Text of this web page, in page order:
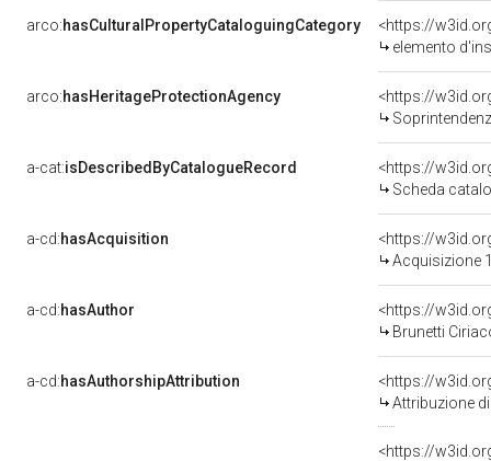
arco:hasCulturalPropertyCataloguingCategory
<https://
elemento
arco:hasHeritageProtectionAgency
<https://
a-cat:isDescribedByCatalogueRecord
<https://
Scheda
a-cd:hasAcquisition
<https://
Acquisizione
a-cd:hasAuthor
<https://
Brunetti
a-cd:hasAuthorshipAttribution
Attribuzione
<https://